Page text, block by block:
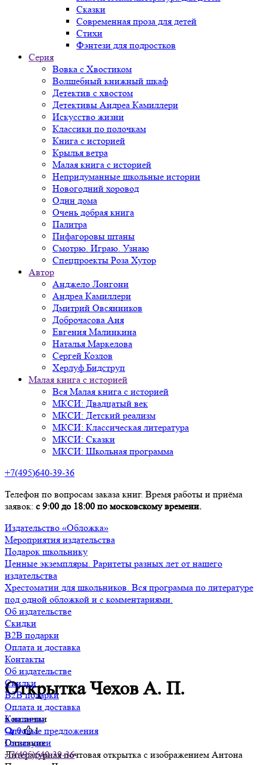
Сказки
Современная проза для детей
Стихи
Фэнтези для подростков
Серия
Вовка с Хвостиком
Волшебный книжный шкаф
Детектив с хвостом
Детективы Андреа Камиллери
Искусство жизни
Классики по полочкам
Книга с историей
Крылья ветра
Малая книга с историей
Непридуманные школьные истории
Новогодний хоровод
Один дома
Очень добрая книга
Палитра
Пифагоровы штаны
Смотрю. Играю. Узнаю
Спецпроекты Роза Хутор
Автор
Анджело Лонгони
Андреа Камиллери
Дмитрий Овсянников
Доброчасова Аня
Евгения Малинкина
Наталья Маркелова
Сергей Козлов
Херлуф Бидструп
Малая книга с историей
Вся Малая книга с историей
МКСИ: Двадцатый век
МКСИ: Детский реализм
МКСИ: Классическая литература
МКСИ: Сказки
МКСИ: Школьная программа
+7(495)640-39-36
Телефон по вопросам заказа книг. Время работы и приёма
заявок: с 9:00 до 18:00 по московскому времени.
Издательство «Обложка»
Мероприятия издательства
Подарок школьнику
Ценные экземпляры. Раритеты разных лет от нашего
издательства
Хрестоматии для школьников. Вся программа по литературе
под одной обложкой и с комментариями.
Об издательстве
Скидки
B2B подарки
Оплата и доставка
Контакты
Об издательстве
Скидки
B2B подарки
Оплата и доставка
Контакты
Оптовые предложения
Госзакупки
+7(495)640-39-36
Открытка Чехов А. П.
в наличии
0
1
Описание
Литературная почтовая открытка с изображением Антона